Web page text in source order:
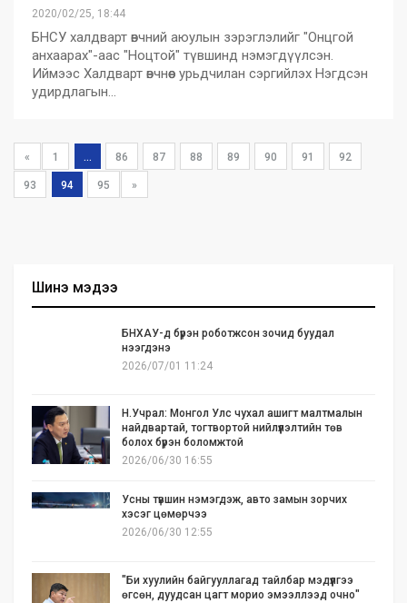
2020/02/25, 18:44
БНСУ халдварт өвчний аюулын зэрэглэлийг "Онцгой
анхаарах"-аас "Ноцтой" түвшинд нэмэгдүүлсэн.
Иймээс Халдварт өвчнөөс урьдчилан сэргийлэх Нэгдсэн
удирдлагын…
« 1 ... 86 87 88 89 90 91 92
93 94 95 »
Шинэ мэдээ
БНХАУ-д бүрэн роботжсон зочид буудал
нээгдэнэ
2026/07/01 11:24
Н.Учрал: Монгол Улс чухал ашигт малтмалын
найдвартай, тогтвортой нийлүүлэлтийн төв
болох бүрэн боломжтой
2026/06/30 16:55
Усны түвшин нэмэгдэж, авто замын зорчих
хэсэг цөмөрчээ
2026/06/30 12:55
"Би хуулийн байгууллагад тайлбар мэдүүлгээ
өгсөн, дуудсан цагт морио эмээллээд очно"